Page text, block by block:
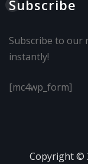
Subscribe
Subscribe to our
instantly!
[mc4wp_form]
Copyright ©